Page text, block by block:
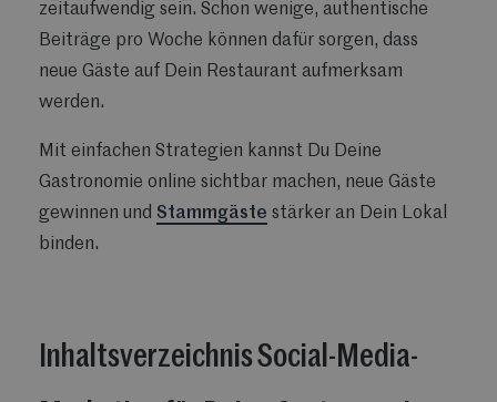
zeitaufwendig sein. Schon wenige, authentische
Beiträge pro Woche können dafür sorgen, dass
neue Gäste auf Dein Restaurant aufmerksam
werden.
Mit einfachen Strategien kannst Du Deine
Gastronomie online sichtbar machen, neue Gäste
gewinnen und Stammgäste stärker an Dein Lokal
binden.
Inhaltsverzeichnis Social-Media-